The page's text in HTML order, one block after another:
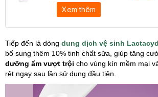
Xem thêm
Tiếp đến là dòng dung dịch vệ sinh
bổ sung thêm 10% tinh chất sữa, giúp tăng
dưỡng ẩm vượt trội cho vùng kín mềm mại
rệt ngay sau lần sử dụng đầu tiên.